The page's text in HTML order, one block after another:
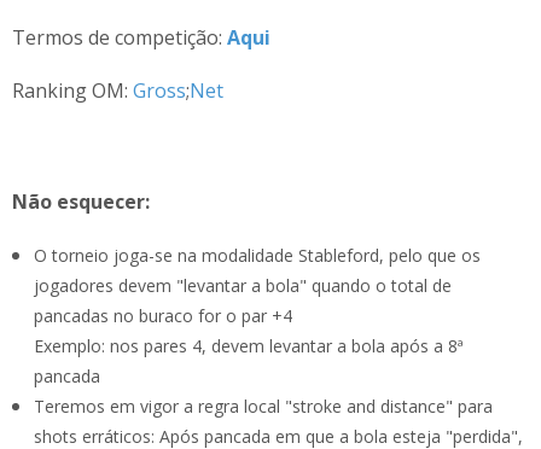
Termos de competição: Aqui
Ranking OM: Gross;Net
Não esquecer:
O torneio joga-se na modalidade Stableford, pelo que os
jogadores devem "levantar a bola" quando o total de
pancadas no buraco for o par +4
Exemplo: nos pares 4, devem levantar a bola após a 8ª
pancada
Teremos em vigor a regra local "stroke and distance" para
shots erráticos: Após pancada em que a bola esteja "perdida",